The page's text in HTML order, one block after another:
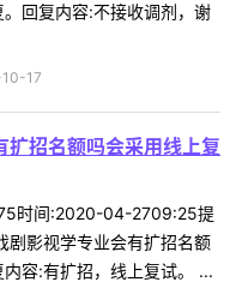
回复内容:不接收调剂，谢
17
扩招名额吗会采用线上复
时间:2020-04-2709:25提
剧影视学专业会有扩招名额
容:有扩招，线上复试。 ...